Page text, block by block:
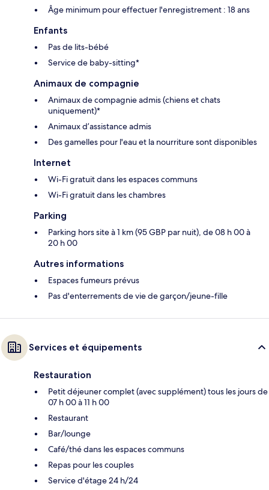
Âge minimum pour effectuer l'enregistrement : 18 ans
Enfants
Pas de lits-bébé
Service de baby-sitting*
Animaux de compagnie
Animaux de compagnie admis (chiens et chats
uniquement)*
Animaux d’assistance admis
Des gamelles pour l'eau et la nourriture sont disponibles
Internet
Wi-Fi gratuit dans les espaces communs
Wi-Fi gratuit dans les chambres
Parking
Parking hors site à 1 km (95 GBP par nuit), de 08 h 00 à
20 h 00
Autres informations
Espaces fumeurs prévus
Pas d'enterrements de vie de garçon/jeune-fille
Services et équipements
Restauration
Petit déjeuner complet (avec supplément) tous les jours de
07 h 00 à 11 h 00
Restaurant
Bar/lounge
Café/thé dans les espaces communs
Repas pour les couples
Service d'étage 24 h/24